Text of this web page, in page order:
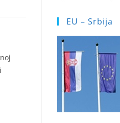
EU – Srbija